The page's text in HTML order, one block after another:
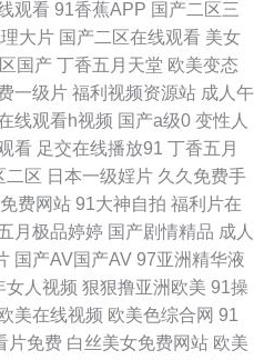
观看 91香蕉APP 国产二区三
大片 国产二区在线观看 美女
国产 丁香五月天堂 欧美变态
一级片 福利视频资源站 成人午
线观看h视频 国产a级0 变性人
看 足交在线播放91 丁香五月
二区 日本一级婬片 久久免费手
费网站 91大神自拍 福利片在
月极品婷婷 国产剧情精品 成人
国产AV国产AV 97亚洲精华液
女人视频 狠狠撸亚洲欧美 91操
美在线视频 欧美色综合网 91
片免费 白丝美女免费网站 欧美